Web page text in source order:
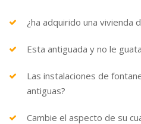
¿ha adquirido una vivienda
Esta antiguada y no le
Las instalaciones de
antiguas?
Cambie el aspecto de su